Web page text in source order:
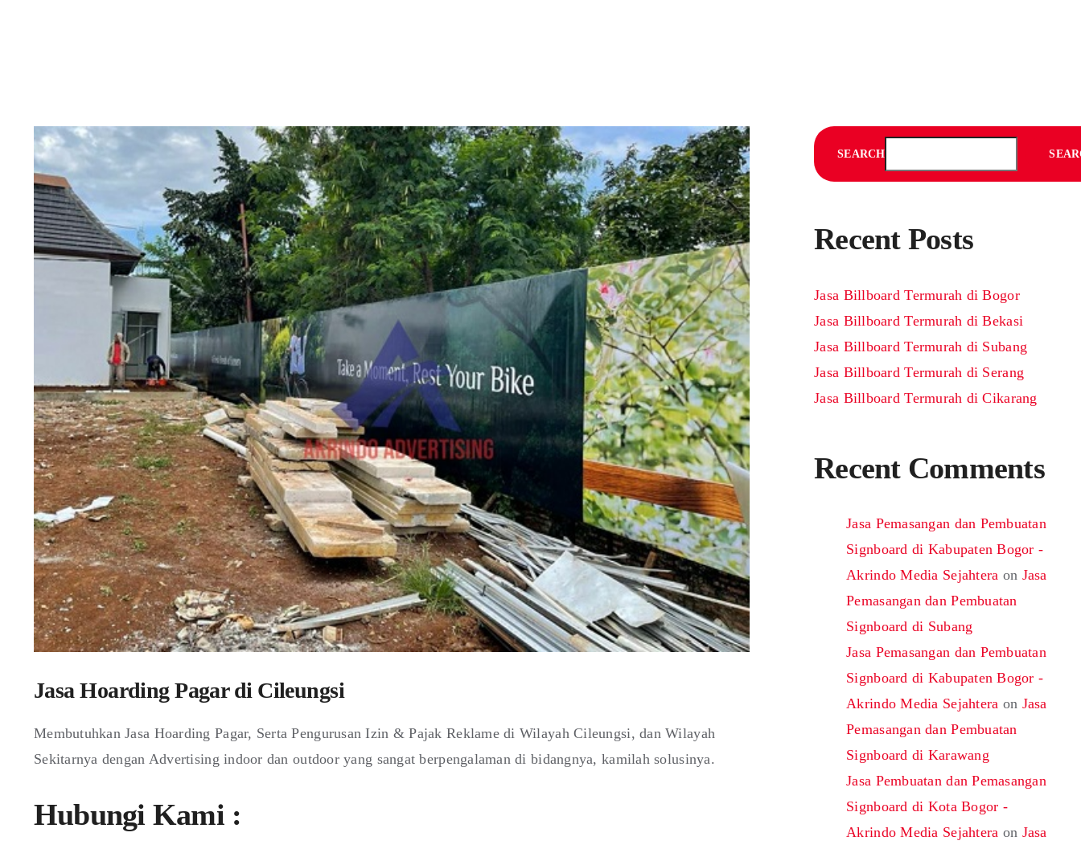
View
Larger
Image
Jasa Hoarding Pagar di Cileungsi
Membutuhkan Jasa Hoarding Pagar, Serta Pengurusan Izin & Pajak Reklame di Wilayah Cileungsi, dan Wilayah
Sekitarnya dengan Advertising indoor dan outdoor yang sangat berpengalaman di bidangnya, kamilah solusinya.
Hubungi Kami :
SEARCH
Recent Posts
Jasa Billboard Termurah di Bogor
Jasa Billboard Termurah di Bekasi
Jasa Billboard Termurah di Subang
Jasa Billboard Termurah di Serang
Jasa Billboard Termurah di Cikarang
Recent Comments
Jasa Pemasangan dan Pembuatan
Signboard di Kabupaten Bogor -
Akrindo Media Sejahtera on Jasa
Pemasangan dan Pembuatan
Signboard di Subang
Jasa Pemasangan dan Pembuatan
Signboard di Kabupaten Bogor -
Akrindo Media Sejahtera on Jasa
Pemasangan dan Pembuatan
Signboard di Karawang
Jasa Pembuatan dan Pemasangan
Signboard di Kota Bogor -
Akrindo Media Sejahtera on Jasa